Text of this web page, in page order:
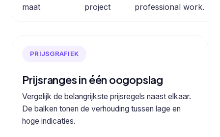
maat
project
professional work.
PRIJSGRAFIEK
Prijsranges in één oogopslag
Vergelijk de belangrijkste prijsregels naast elkaar.
De balken tonen de verhouding tussen lage en
hoge indicaties.